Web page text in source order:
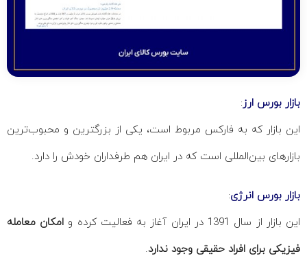
بازار بورس ارز:
این بازار که به فارکس مربوط است، یکی از بزرگترین و محبوب‌ترین
بازارهای بین‌المللی است که در ایران هم طرفداران خودش را دارد.
بازار بورس انرژی:
این بازار از سال 1391 در ایران آغاز به فعالیت کرده و
امکان معامله
فیزیکی برای افراد حقیقی وجود ندارد.